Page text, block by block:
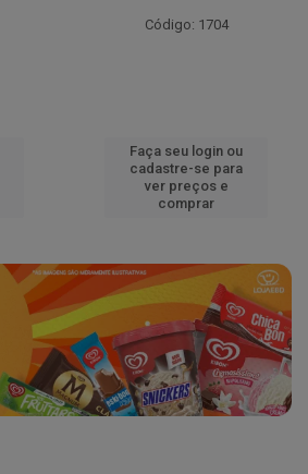
Código: 1704
Faça seu login ou
cadastre-se para
ver preços e
comprar